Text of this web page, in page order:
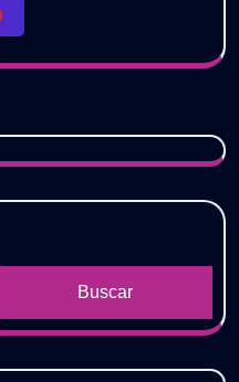
DESCARGAR
PACK
Buscar